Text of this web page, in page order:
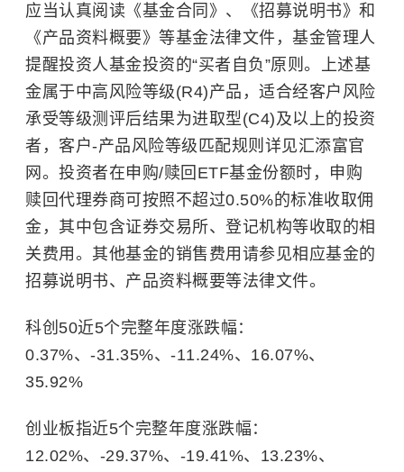
应当认真阅读《基金合同》、《招募说明书》和
《产品资料概要》等基金法律文件，基金管理人
提醒投资人基金投资的“买者自负”原则。上述基
金属于中高风险等级(R4)产品，适合经客户风险
承受等级测评后结果为进取型(C4)及以上的投资
者，客户-产品风险等级匹配规则详见汇添富官
网。投资者在申购/赎回ETF基金份额时，申购
赎回代理券商可按照不超过0.50%的标准收取佣
金，其中包含证券交易所、登记机构等收取的相
关费用。其他基金的销售费用请参见相应基金的
招募说明书、产品资料概要等法律文件。
科创50近5个完整年度涨跌幅：
0.37%、-31.35%、-11.24%、16.07%、
35.92%
创业板指近5个完整年度涨跌幅：
12.02%、-29.37%、-19.41%、13.23%、